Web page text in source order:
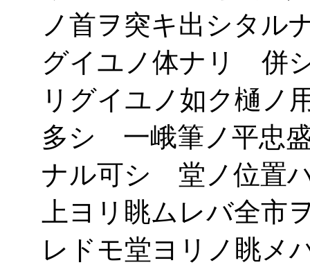
ノ首ヲ突キ出シタル
グイユノ体ナリ 併
リグイユノ如ク樋
多シ 一峨筆ノ平忠
ナル可シ 堂ノ位置
上ヨリ眺ムレバ全市
レドモ堂ヨリノ眺